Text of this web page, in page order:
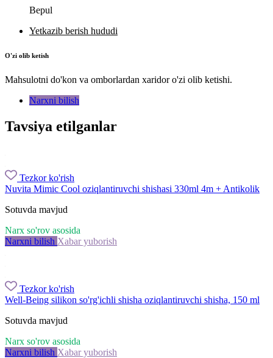
Bepul
Yetkazib berish hududi
O'zi olib ketish
Mahsulotni do'kon va omborlardan xaridor o'zi olib ketishi.
Narxni bilish
Tavsiya etilganlar
Tezkor ko'rish
Nuvita Mimic Cool oziqlantiruvchi shishasi 330ml 4m + Antikolik
Sotuvda mavjud
Narx so'rov asosida
Narxni bilish Xabar yuborish
Tezkor ko'rish
Well-Being silikon so'rg'ichli shisha oziqlantiruvchi shisha, 150 ml
Sotuvda mavjud
Narx so'rov asosida
Narxni bilish Xabar yuborish